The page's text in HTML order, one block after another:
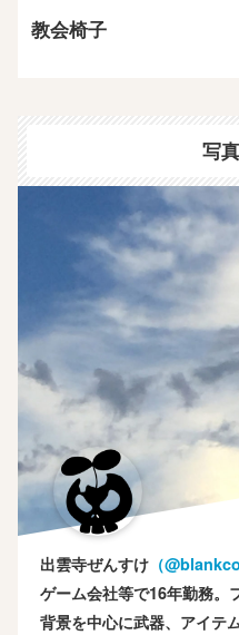
教会椅子
写
出雲寺ぜんすけ （‎
ゲーム会社等で16年勤務。
背景を中心に武器、アイテ